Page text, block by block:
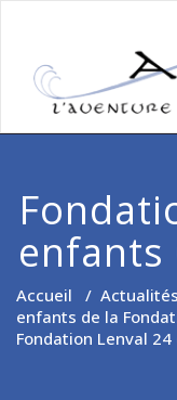
enfants
Accueil / Actualités
enfants de la
Fondation Lenval